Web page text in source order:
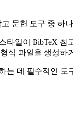
문헌 도구 중 하
일이 BibTeX
식 파일을 생성
데 필수적인